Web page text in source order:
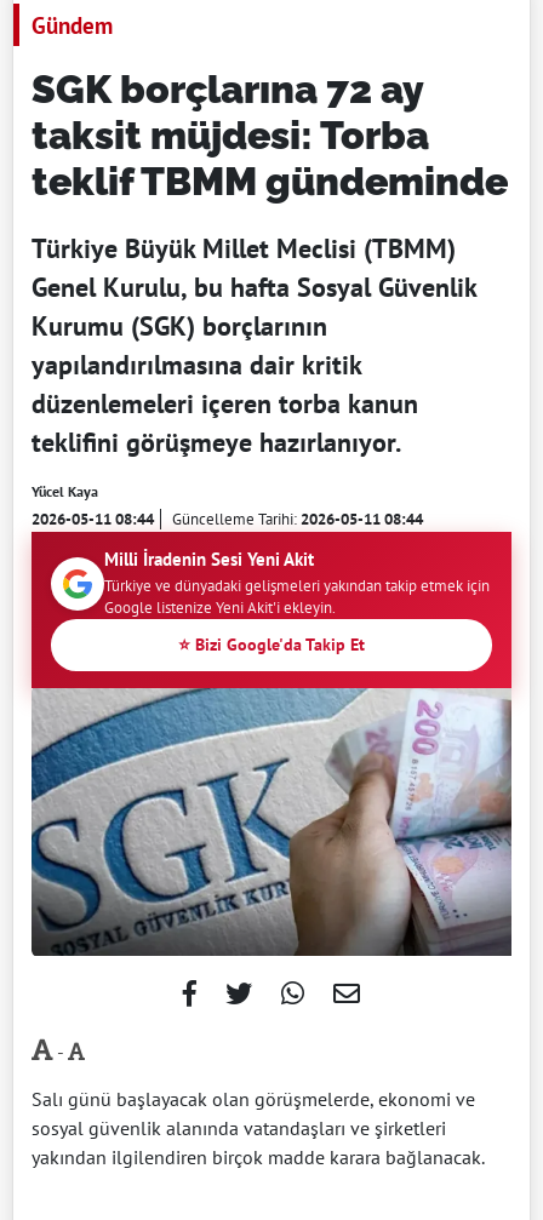
Gündem
SGK borçlarına 72 ay
taksit müjdesi: Torba
teklif TBMM gündeminde
Türkiye Büyük Millet Meclisi (TBMM)
Genel Kurulu, bu hafta Sosyal Güvenlik
Kurumu (SGK) borçlarının
yapılandırılmasına dair kritik
düzenlemeleri içeren torba kanun
teklifini görüşmeye hazırlanıyor.
Yücel Kaya
2026-05-11 08:44 Güncelleme Tarihi:2026-05-11 08:44
Milli İradenin Sesi Yeni Akit
Türkiye ve dünyadaki gelişmeleri yakından takip etmek için
Google listenize Yeni Akit'i ekleyin.
⭐ Bizi Google'da Takip Et
-
Salı günü başlayacak olan görüşmelerde, ekonomi ve
sosyal güvenlik alanında vatandaşları ve şirketleri
yakından ilgilendiren birçok madde karara bağlanacak.